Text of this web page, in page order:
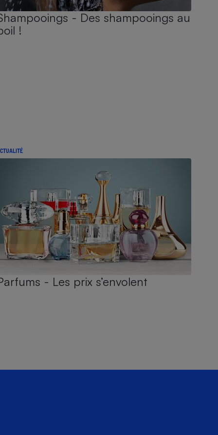
- Des shampooings au
!
- Les prix s’envolent